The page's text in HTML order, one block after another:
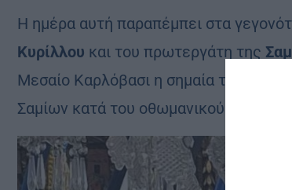
Η ημέρα αυτή παραπέμπει στα
Κυρίλλου και του πρωτεργάτη της
Μεσαίο Καρλόβασι η σημαία της
Σαμίων κατά του οθωμανικού ζυγού.